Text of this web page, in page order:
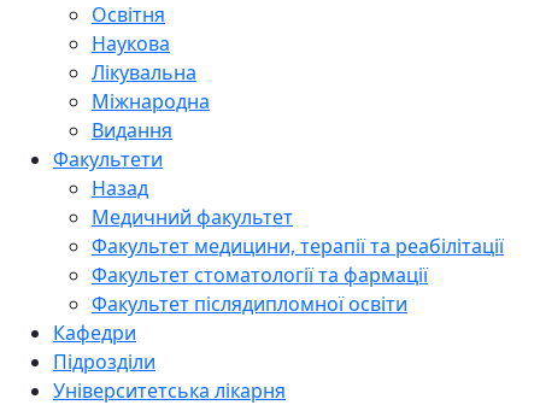
Освітня
Наукова
Лікувальна
Міжнародна
Видання
Факультети
Назад
Медичний факультет
Факультет медицини, терапії та реабілітації
Факультет стоматології та фармації
Факультет післядипломної освіти
Кафедри
Підрозділи
Університетська лікарня